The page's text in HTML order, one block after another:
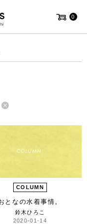
0
COLUMN
となの水着事情。
鈴木ひろこ
2020-01-14